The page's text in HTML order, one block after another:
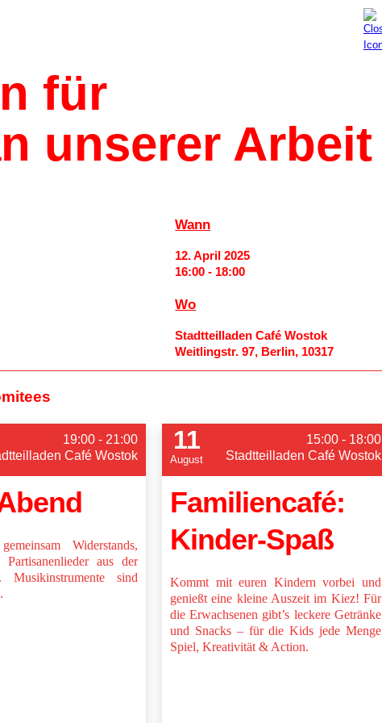
für
unserer Arbeit
Wann
12. April 2025
16:00 - 18:00
Wo
Stadtteilladen Café Wostok
Weitlingstr. 97, Berlin, 10317
19:00 - 21:00
Café Wostok
Widerstands,
aus der
Musikinstrumente sind
11
August
15:00 - 18:00
Stadtteilladen Café Wostok
Familiencafé:
Kinder-Spaß
Kommt mit euren Kindern vorbei und
genießt eine kleine Auszeit im Kiez! Für
die Erwachsenen gibt’s leckere Getränke
und Snacks – für die Kids jede Menge
Spiel, Kreativität & Action.